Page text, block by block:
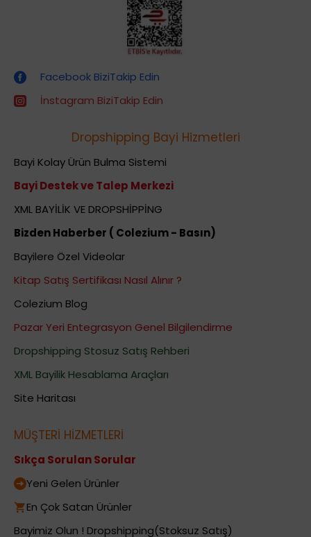
Facebook BiziTakip Edin
İnstagram BiziTakip Edin
Dropshipping Bayi Hizmetleri
Bayi Kolay Ürün Bulma Sistemi
Bayi Destek ve Talep Merkezi
XML BAYİLİK VE DROPSHİPPİNG
Bizden Haberber ( Colezium - Basın)
Bayilere Özel Videolar
Kitap Satış Sertifikası Nasıl Alınır ?
Colezium Blog
Pazar Yeri Entegrasyon Genel Bilgilendirme
Dropshipping Stosuz Satış Rehberi
XML Bayilik Hesablama Araçları
Site Haritası
MÜŞTERİ HİZMETLERİ
Sıkça Sorulan Sorular
Yeni Gelen Ürünler
En Çok Satan Ürünler
Bayimiz Olun ! Dropshipping(Stoksuz Satış)